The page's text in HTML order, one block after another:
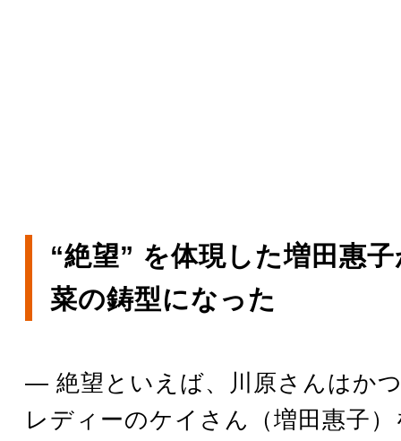
“絶望” を体現した増田惠
菜の鋳型になった
― 絶望といえば、川原さんはか
レディーのケイさん（増田惠子